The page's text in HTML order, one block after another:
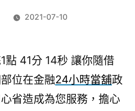
2021-07-10
點 41分 14秒 讓你隨借
位在金融24小時當舖政
省造成為您服務，擔心